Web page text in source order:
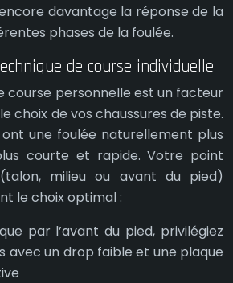
davantage la réponse de la
phases de la foulée.
de course individuelle
course personnelle est un facteur
choix de vos chaussures de piste.
une foulée naturellement plus
courte et rapide. Votre point
milieu ou avant du pied)
le choix optimal :
par l’avant du pied, privilégiez
avec un drop faible et une plaque